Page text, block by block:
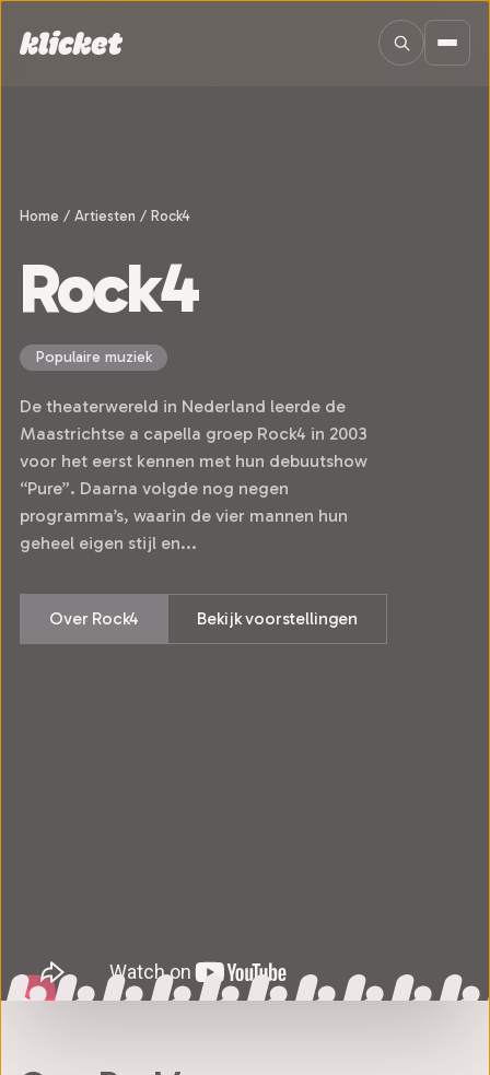
Home / Artiesten / Rock4
Rock4
Populaire muziek
De theaterwereld in Nederland leerde de
Maastrichtse a capella groep Rock4 in 2003
voor het eerst kennen met hun debuutshow
“Pure”. Daarna volgde nog negen
programma’s, waarin de vier mannen hun
geheel eigen stijl en...
Over Rock4 Bekijk voorstellingen